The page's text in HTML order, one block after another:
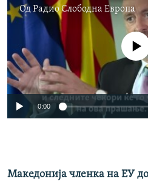
ОдРадио Слободна Eвропа
No media source
0:00
Македонија членка на ЕУ